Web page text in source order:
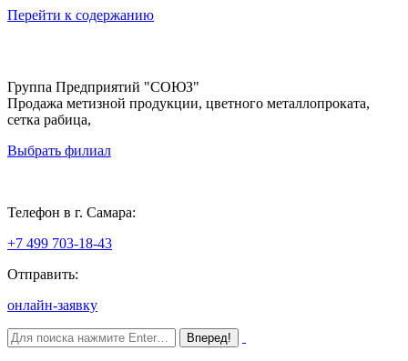
Перейти к содержанию
Группа Предприятий "СОЮЗ"
Продажа метизной продукции, цветного металлопроката,
сетка рабица,
Выбрать филиал
Телефон в г. Самара:
+7 499 703-18-43
Отправить:
онлайн-заявку